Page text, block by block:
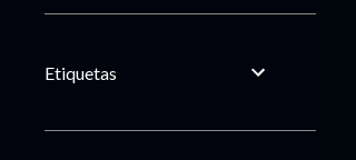
Etiquetas